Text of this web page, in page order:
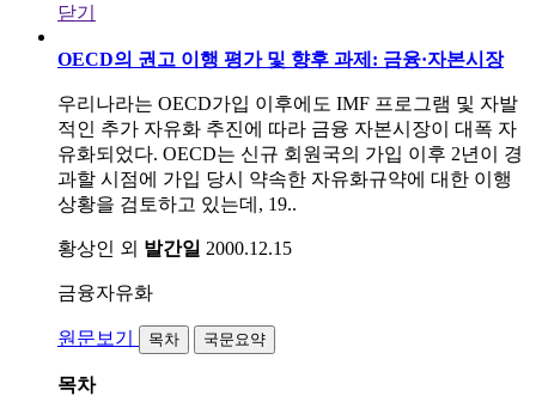
닫기
OECD의 권고 이행 평가 및 향후 과제: 금융·자본시장
우리나라는 OECD가입 이후에도 IMF 프로그램 및 자발
적인 추가 자유화 추진에 따라 금융 자본시장이 대폭 자
유화되었다. OECD는 신규 회원국의 가입 이후 2년이 경
과할 시점에 가입 당시 약속한 자유화규약에 대한 이행
상황을 검토하고 있는데, 19..
황상인 외 발간일 2000.12.15
금융자유화
원문보기 목차 국문요약
목차